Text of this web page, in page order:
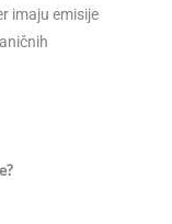
imaju emisije